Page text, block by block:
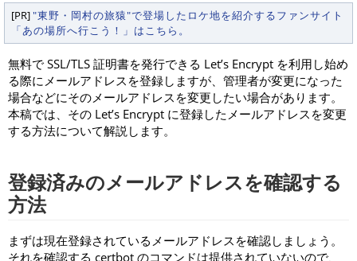
[PR]"東野・岡村の旅猿"で登場したロケ地を紹介するファンサイト
「あの場所へ行こう！」はこちら。
無料で SSL/TLS 証明書を発行できる Let’s Encrypt を利用し始め
る際にメールアドレスを登録しますが、管理者が変更になった
場合などにそのメールアドレスを変更したい場合があります。
本稿では、その Let’s Encrypt に登録したメールアドレスを変更
する方法について解説します。
登録済みのメールアドレスを確認する
方法
まずは現在登録されているメールアドレスを確認しましょう。
それを確認する certbot のコマンドは提供されていないので、